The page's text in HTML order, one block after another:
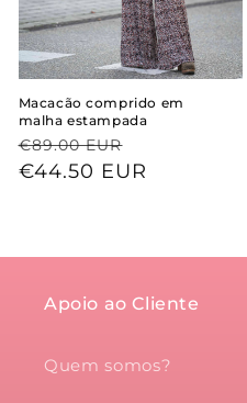
Macacão comprido em
malha estampada
Preço
normal
€89.00 EUR
Preço
de
€44.50 EUR
Apoio ao Cliente
Quem somos?